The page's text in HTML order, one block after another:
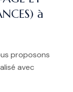
à
proposons
avec